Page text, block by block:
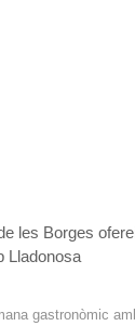
les Borges
Lladonosa
gastronòmic